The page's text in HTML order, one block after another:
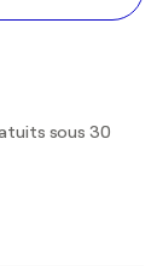
sous 30